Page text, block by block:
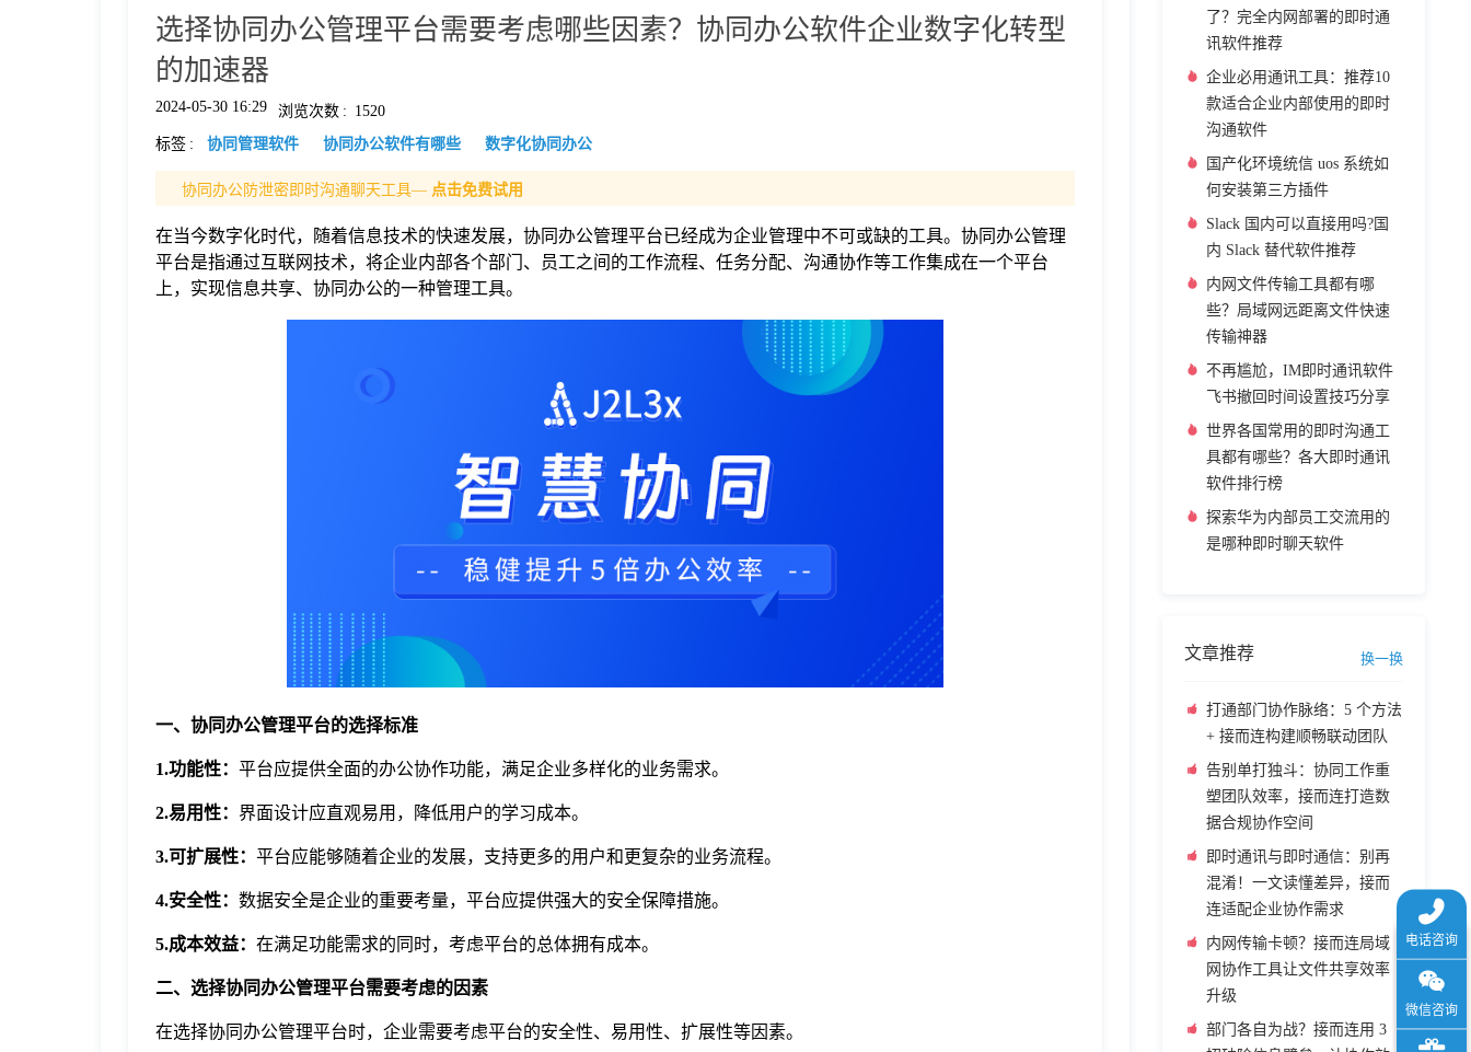
选择协同办公管理平台需要考虑哪些因素？协同办公软件企业数字化转型
的加速器
2024-05-30 16:29 浏览次数 : 1520
标签 : 协同管理软件 协同办公软件有哪些 数字化协同办公
协同办公防泄密即时沟通聊天工具— 点击免费试用
在当今数字化时代，随着信息技术的快速发展，协同办公管理平台已经成为企业管理中不可或缺的工具。协同办公管理
平台是指通过互联网技术，将企业内部各个部门、员工之间的工作流程、任务分配、沟通协作等工作集成在一个平台
上，实现信息共享、协同办公的一种管理工具。
一、协同办公管理平台的选择标准
1.功能性： 平台应提供全面的办公协作功能，满足企业多样化的业务需求。
2.易用性： 界面设计应直观易用，降低用户的学习成本。
3.可扩展性： 平台应能够随着企业的发展，支持更多的用户和更复杂的业务流程。
4.安全性： 数据安全是企业的重要考量，平台应提供强大的安全保障措施。
5.成本效益： 在满足功能需求的同时，考虑平台的总体拥有成本。
二、选择协同办公管理平台需要考虑的因素
在选择协同办公管理平台时，企业需要考虑平台的安全性、易用性、扩展性等因素。
了？完全内网部署的即时通
讯软件推荐
企业必用通讯工具：推荐10
款适合企业内部使用的即时
沟通软件
国产化环境统信 uos 系统如
何安装第三方插件
Slack 国内可以直接用吗?国
内 Slack 替代软件推荐
内网文件传输工具都有哪
些？局域网远距离文件快速
传输神器
不再尴尬，IM即时通讯软件
飞书撤回时间设置技巧分享
世界各国常用的即时沟通工
具都有哪些？各大即时通讯
软件排行榜
探索华为内部员工交流用的
是哪种即时聊天软件
文章推荐 换一换
打通部门协作脉络：5 个方法
+ 接而连构建顺畅联动团队
告别单打独斗：协同工作重
塑团队效率，接而连打造数
据合规协作空间
即时通讯与即时通信：别再
混淆！一文读懂差异，接而
连适配企业协作需求
内网传输卡顿？接而连局域
网协作工具让文件共享效率
升级
部门各自为战？接而连用 3